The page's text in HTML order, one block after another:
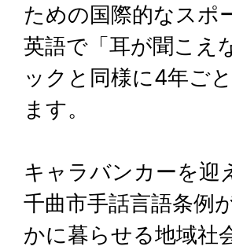
ための国際的なスポ
英語で「耳が聞こえ
ックと同様に4年ご
ます。
キャラバンカーを迎
千曲市手話言語条例
かに暮らせる地域社